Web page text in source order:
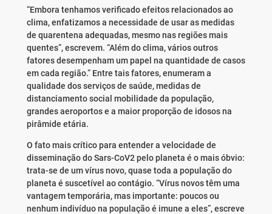
“Embora tenhamos verificado efeitos relacionados ao
clima, enfatizamos a necessidade de usar as medidas
de quarentena adequadas, mesmo nas regiões mais
quentes”, escrevem. “Além do clima, vários outros
fatores desempenham um papel na quantidade de casos
em cada região.” Entre tais fatores, enumeram a
qualidade dos serviços de saúde, medidas de
distanciamento social mobilidade da população,
grandes aeroportos e a maior proporção de idosos na
pirâmide etária.
O fato mais crítico para entender a velocidade de
disseminação do Sars-CoV2 pelo planeta é o mais óbvio:
trata-se de um vírus novo, quase toda a população do
planeta é suscetível ao contágio. “Vírus novos têm uma
vantagem temporária, mas importante: poucos ou
nenhum indivíduo na população é imune a eles”, escreve